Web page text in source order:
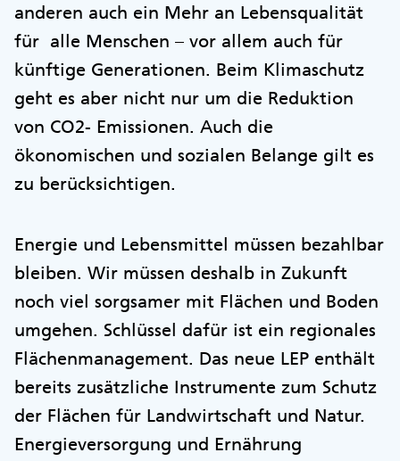
anderen auch ein Mehr an Lebensqualität
für alle Menschen – vor allem auch für
künftige Generationen. Beim Klimaschutz
geht es aber nicht nur um die Reduktion
von CO2- Emissionen. Auch die
ökonomischen und sozialen Belange gilt es
zu berücksichtigen.
Energie und Lebensmittel müssen bezahlbar
bleiben. Wir müssen deshalb in Zukunft
noch viel sorgsamer mit Flächen und Boden
umgehen. Schlüssel dafür ist ein regionales
Flächenmanagement. Das neue LEP enthält
bereits zusätzliche Instrumente zum Schutz
der Flächen für Landwirtschaft und Natur.
Energieversorgung und Ernährung